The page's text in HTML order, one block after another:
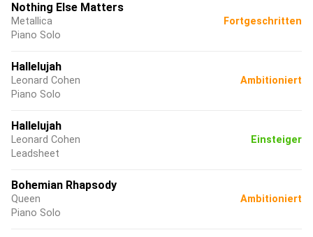
Nothing Else Matters
Metallica
Piano Solo
Fortgeschritten
Hallelujah
Leonard Cohen
Piano Solo
Ambitioniert
Hallelujah
Leonard Cohen
Leadsheet
Einsteiger
Bohemian Rhapsody
Queen
Piano Solo
Ambitioniert